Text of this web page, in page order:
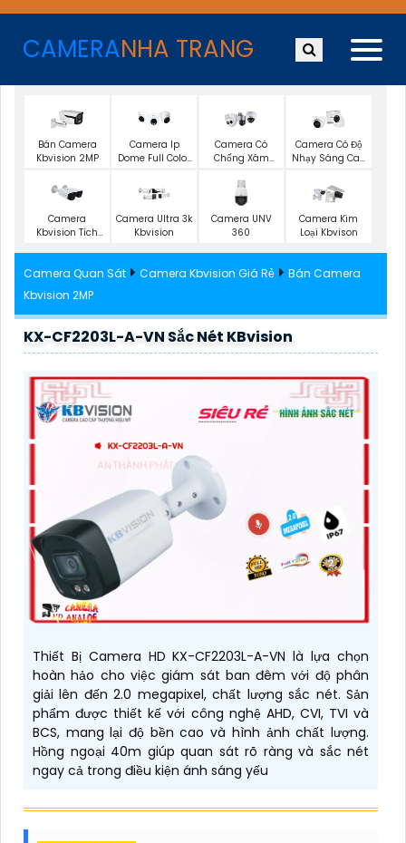
CAMERANHA TRANG
Bán Camera
Kbvision 2MP
Camera Ip
Dome Full Color
Camera Có
Chống Xâm
Camera Có Độ
Nhạy Sáng Cao
Camera
Kbvision Tích
Camera Ultra 3k
Kbvision
Camera UNV
360
Camera Kim
Loại Kbvison
Camera Quan Sát Camera Kbvision Giá Rẻ
Bán Camera
Kbvision 2MP
KX-CF2203L-A-VN Sắc Nét KBvision
Thiết Bị Camera HD KX-CF2203L-A-VN là lựa chọn
hoàn hảo cho việc giám sát ban đêm với độ phân
giải lên đến 2.0 megapixel, chất lượng sắc nét. Sản
phẩm được thiết kế với công nghệ AHD, CVI, TVI và
BCS, mang lại độ bền cao và hình ảnh chất lượng.
Hồng ngoại 40m giúp quan sát rõ ràng và sắc nét
ngay cả trong điều kiện ánh sáng yếu